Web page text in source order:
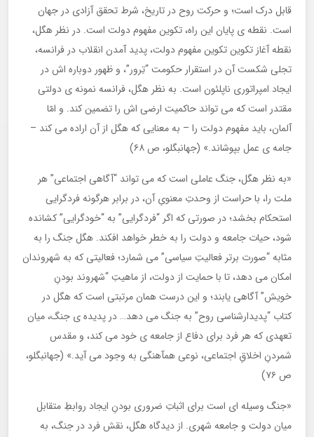
قابل درک است؛ و حرکت روح در تاریخ، شرط تحقق آزادی در جهان
است. نقطه ی پایان این راه، تکوین مفهوم دولت است. در نظر هگل،
نقطه آغاز تکوین تکوین مفهوم دولت، پدید آمدن انقلاب در فرانسه،
تجلی شکست آن در استقرار حکومت “تِرور”، و ظهور دوباره اش در
ایجاد امپراتوری ناپلئون است. به نظر هگل، فرانسه نمونه ی دولتی
مقتدر است که می تواند حاکمیت ارضی اش را تضمین کند. و امّا
آلمان، باید مفهوم دولت را – به معنایی که هگل از آن اراده می کند –
جامه ی عمل بپوشاند.» (جهانبگلو، ص ۶۸)
«به نظر هگل، جنگ عاملی است که می تواند “آگاهی اجتماعی” هر
ملت را، با حراست از وحدتِ معنویِ آن، در برابر هرگونه فردگرایی
استحکام بخشد؛ در صورتی که اگر “فردگرایی” به “خودگرایی” کشانده
شود، حیات جامعه و دولت را به خطر خواهد افکند. هگل جنگ را به
مثابه “صورت برتر فعالیتِ سیاسی” می شمارد؛ فعالیتی که به شهروندان
امکان می دهد، تا با حمایت از دولت، از ماهیتِ “شهروند بودنِ
خویش” آگاهی یابند؛ و این درست همان مرتبتی است که هگل در
کتاب “پدیدارشناسی روح” به جنگ می دهد… در پدیده ی جنگ، میان
تعهدی که هر فرد برای دفاع از جامعه ی خود می کند، و مقدس
شمردنِ اخلاقِ اجتماعی، نوعی همآهنگی به وجود می آید.» (جهانبگلو،
ص ۷۶)
«جنگ وسیله ای است برای اثباتِ ضروری بودنِ ایجاد روابطِ متقابل
میان دولت و جامعه شهری. از دیدگاه هگل، نقش فرد در جنگ، به